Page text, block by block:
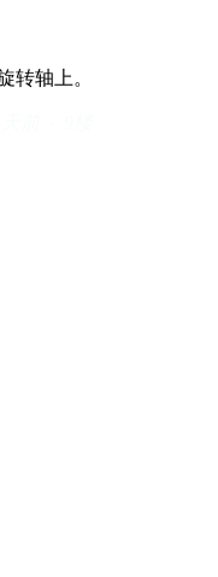
转轴上。